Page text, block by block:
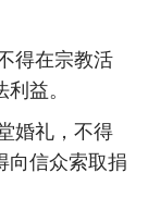
得在宗教活
益。
婚礼，不得
向信众索取捐